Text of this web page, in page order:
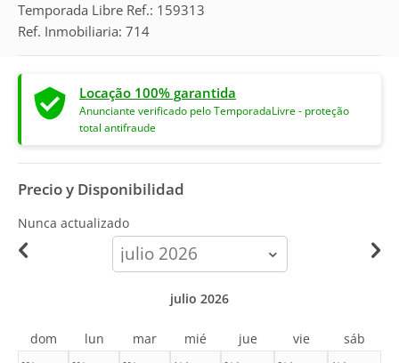
Temporada Libre Ref.: 159313
Ref. Inmobiliaria: 714
Locação 100% garantida
Anunciante verificado pelo TemporadaLivre - proteção
total antifraude
Precio y Disponibilidad
Nunca actualizado
calendar-
month
julio 2026
dom lun mar mié jue vie sáb